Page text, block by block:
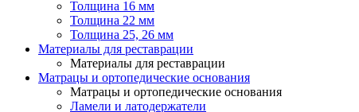
Толщина 16 мм
Толщина 22 мм
Толщина 25, 26 мм
Материалы для реставрации
Материалы для реставрации
Матрацы и ортопедические основания
Матрацы и ортопедические основания
Ламели и латодержатели